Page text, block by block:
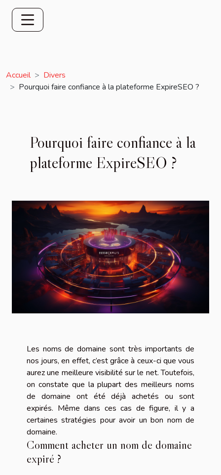
Accueil
Divers
Pourquoi faire confiance à la plateforme ExpireSEO ?
Pourquoi faire confiance à la
plateforme ExpireSEO ?
Les noms de domaine sont très importants de
nos jours, en effet, c’est grâce à ceux-ci que vous
aurez une meilleure visibilité sur le net. Toutefois,
on constate que la plupart des meilleurs noms
de domaine ont été déjà achetés ou sont
expirés. Même dans ces cas de figure, il y a
certaines stratégies pour avoir un bon nom de
domaine.
Comment acheter un nom de domaine
expiré ?